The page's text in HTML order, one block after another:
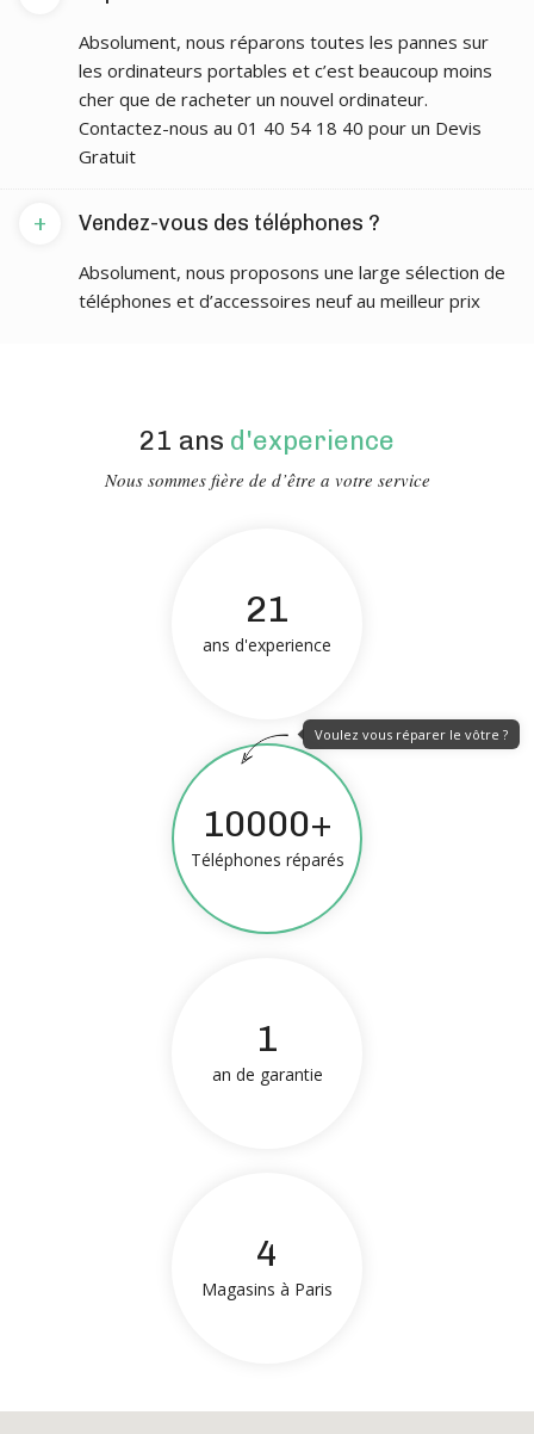
Absolument, nous réparons toutes les pannes sur
les ordinateurs portables et c’est beaucoup moins
cher que de racheter un nouvel ordinateur.
Contactez-nous au 01 40 54 18 40 pour un Devis
Gratuit
Vendez-vous des téléphones ?
+
Absolument, nous proposons une large sélection de
téléphones et d’accessoires neuf au meilleur prix
21 ans d'experience
Nous sommes fière de d’être a votre service
21
ans d'experience
10000+
Téléphones réparés
Voulez vous réparer le vôtre ?
1
an de garantie
4
Magasins à Paris